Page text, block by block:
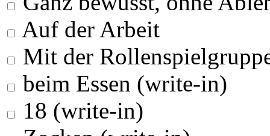
Auf der Arbeit
Mit der
beim Essen (write-in)
18 (write-in)